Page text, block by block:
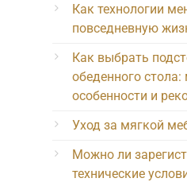
Как технологии
повседневную
Как выбрать
обеденного
особенности и
Уход за мягкой
Можно ли
технические